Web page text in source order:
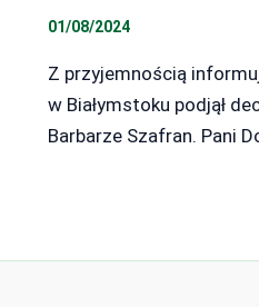
01/08/2024
Z przyjemnością
w Białymstoku podjął
Barbarze Szafran. Pani